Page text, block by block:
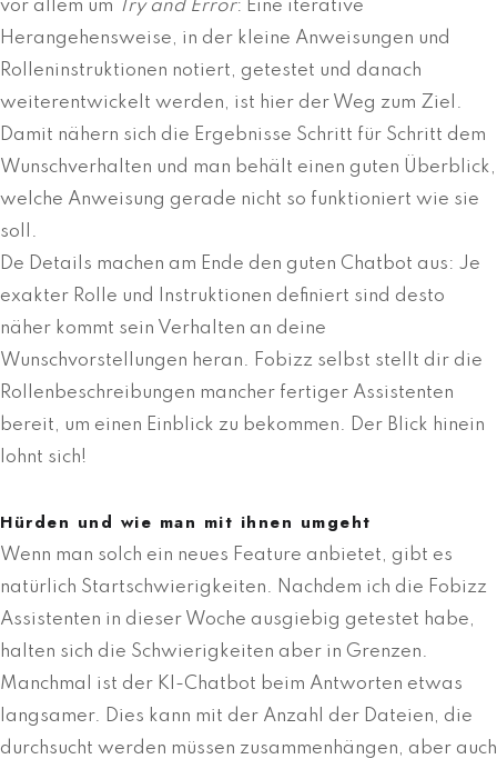
vor allem um Try and Error: Eine iterative
Herangehensweise, in der kleine Anweisungen und
Rolleninstruktionen notiert, getestet und danach
weiterentwickelt werden, ist hier der Weg zum Ziel.
Damit nähern sich die Ergebnisse Schritt für Schritt dem
Wunschverhalten und man behält einen guten Überblick,
welche Anweisung gerade nicht so funktioniert wie sie
soll.
De Details machen am Ende den guten Chatbot aus: Je
exakter Rolle und Instruktionen definiert sind desto
näher kommt sein Verhalten an deine
Wunschvorstellungen heran. Fobizz selbst stellt dir die
Rollenbeschreibungen mancher fertiger Assistenten
bereit, um einen Einblick zu bekommen. Der Blick hinein
lohnt sich!
Hürden und wie man mit ihnen umgeht
Wenn man solch ein neues Feature anbietet, gibt es
natürlich Startschwierigkeiten. Nachdem ich die Fobizz
Assistenten in dieser Woche ausgiebig getestet habe,
halten sich die Schwierigkeiten aber in Grenzen.
Manchmal ist der KI-Chatbot beim Antworten etwas
langsamer. Dies kann mit der Anzahl der Dateien, die
durchsucht werden müssen zusammenhängen, aber auch